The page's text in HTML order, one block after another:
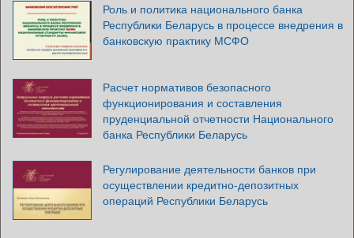
Роль и политика национального банка
Республики Беларусь в процессе внедрения в
банковскую практику МСФО
Расчет нормативов безопасного
функционирования и составления
пруденциальной отчетности Национального
банка Республики Беларусь
Регулирование деятельности банков при
осуществлении кредитно-депозитных
операций Республики Беларусь